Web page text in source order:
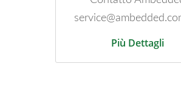
Più Dettagli